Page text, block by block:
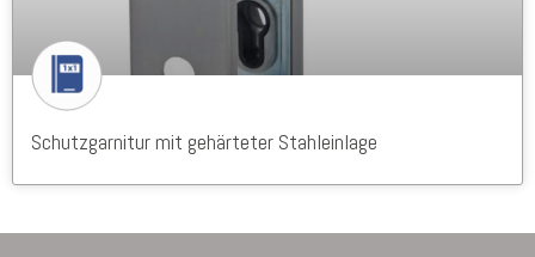
Schutzgarnitur mit gehärteter Stahleinlage